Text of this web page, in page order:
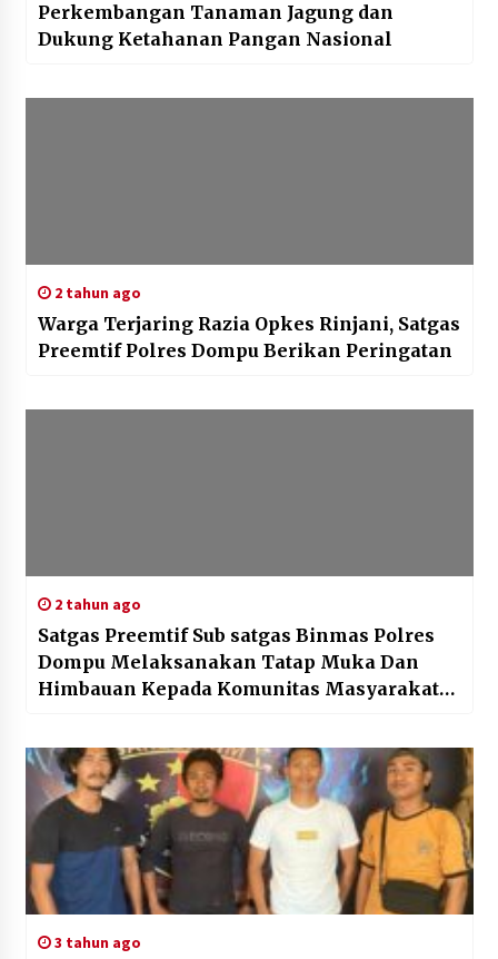
Perkembangan Tanaman Jagung dan
Dukung Ketahanan Pangan Nasional
2 tahun ago
Warga Terjaring Razia Opkes Rinjani, Satgas
Preemtif Polres Dompu Berikan Peringatan
2 tahun ago
Satgas Preemtif Sub satgas Binmas Polres
Dompu Melaksanakan Tatap Muka Dan
Himbauan Kepada Komunitas Masyarakat
3 tahun ago